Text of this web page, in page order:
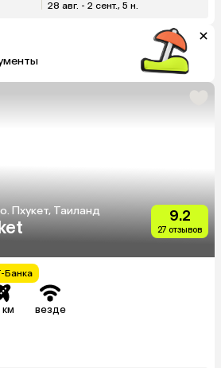
28 авг. - 2 сент., 5 н.
Пхукет, Таиланд 9.2
27 отзывов
Банка
км везде